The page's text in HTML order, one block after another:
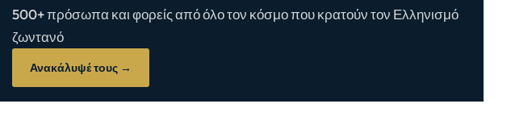
500+ πρόσωπα και φορείς από όλο τον κόσμο που κρατούν τον Ελληνισμό
ζωντανό
Ανακάλυψέ τους →